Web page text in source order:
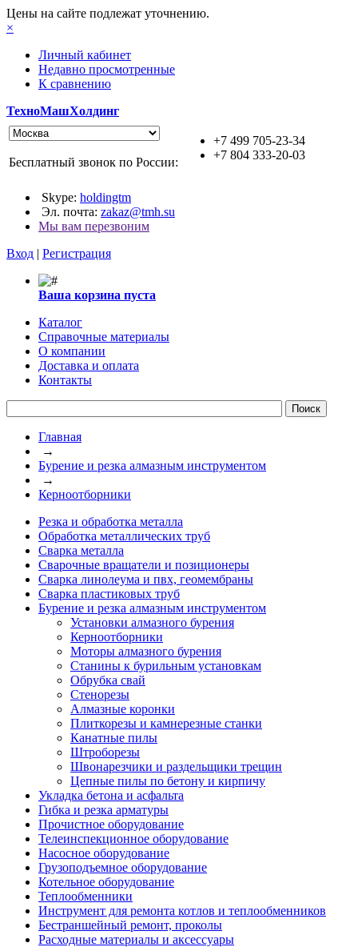
Цены на сайте подлежат уточнению.
×
Личный кабинет
Недавно просмотренные
К сравнению
ТехноМашХолдинг
+7 499 705-23-34
+7 804 333-20-03
Бесплатный звонок по России:
Skype: holdingtm
Эл. почта: zakaz@tmh.su
Мы вам перезвоним
Вход | Регистрация
Ваша корзина пуста
Каталог
Справочные материалы
О компании
Доставка и оплата
Контакты
Главная
→
Бурение и резка алмазным инструментом
→
Керноотборники
Резка и обработка металла
Обработка металлических труб
Сварка металла
Сварочные вращатели и позиционеры
Сварка линолеума и пвх, геомембраны
Сварка пластиковых труб
Бурение и резка алмазным инструментом
Установки алмазного бурения
Керноотборники
Моторы алмазного бурения
Станины к бурильным установкам
Обрубка свай
Стенорезы
Алмазные коронки
Плиткорезы и камнерезные станки
Канатные пилы
Штроборезы
Швонарезчики и раздельщики трещин
Цепные пилы по бетону и кирпичу
Укладка бетона и асфальта
Гибка и резка арматуры
Прочистное оборудование
Телеинспекционное оборудование
Насосное оборудование
Грузоподъемное оборудование
Котельное оборудование
Теплообменники
Инструмент для ремонта котлов и теплообменников
Бестраншейный ремонт, проколы
Расходные материалы и аксессуары